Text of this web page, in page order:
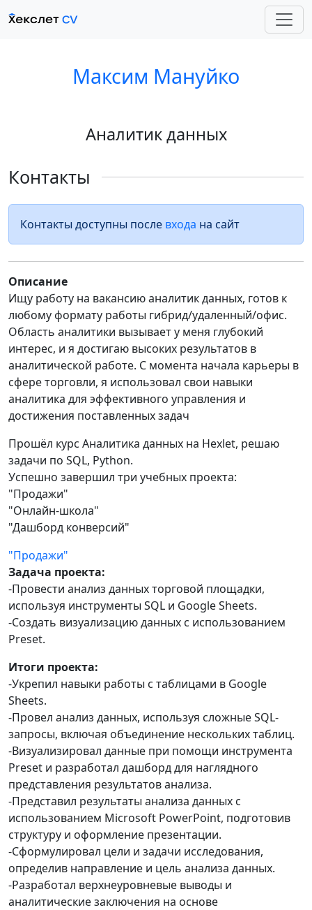
Максим Мануйко
Аналитик данных
Контакты
Контакты доступны после входа на сайт
Описание
Ищу работу на вакансию аналитик данных, готов к
любому формату работы гибрид/удаленный/офис.
Область аналитики вызывает у меня глубокий
интерес, и я достигаю высоких результатов в
аналитической работе. С момента начала карьеры в
сфере торговли, я использовал свои навыки
аналитика для эффективного управления и
достижения поставленных задач
Прошёл курс Аналитика данных на Hexlet, решаю
задачи по SQL, Python.
Успешно завершил три учебных проекта:
"Продажи"
"Онлайн-школа"
"Дашборд конверсий"
"Продажи"
Задача проекта:
-Провести анализ данных торговой площадки,
используя инструменты SQL и Google Sheets.
-Создать визуализацию данных с использованием
Preset.
Итоги проекта:
-Укрепил навыки работы с таблицами в Google
Sheets.
-Провел анализ данных, используя сложные SQL-
запросы, включая объединение нескольких таблиц.
-Визуализировал данные при помощи инструмента
Preset и разработал дашборд для наглядного
представления результатов анализа.
-Представил результаты анализа данных с
использованием Microsoft PowerPoint, подготовив
структуру и оформление презентации.
-Сформулировал цели и задачи исследования,
определив направление и цель анализа данных.
-Разработал верхнеуровневые выводы и
аналитические заключения на основе